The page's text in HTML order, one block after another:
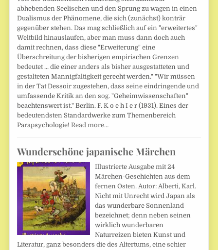
abhebenden Seelischen und den Sprung zu wagen in einen
Dualismus der Phänomene, die sich (zunächst) konträr
gegenüber stehen. Das mag schließlich auf ein "erweitertes"
Weltbild hinauslaufen, aber man muss dann doch auch
damit rechnen, dass diese "Erweiterung" eine
Überschreitung der bisherigen empirischen Grenzen
bedeutet ... die einer anders als bisher ausgestatteten und
gestalteten Mannigfaltigkeit gerecht werden." "Wir müssen
in der Tat Dessoir zugestehen, dass seine eindringende und
umfassende Kritik an den sog. "Geheimwissenschaften"
beachtenswert ist." Berlin. F. K o e h I e r (1931). Eines der
bedeutendsten Standardwerke zum Themenbereich
Parapsychologie!Read more…
Wunderschöne japanische Märchen
Illustrierte Ausgabe mit 24
Märchen-Geschichten aus dem
fernen Osten. Autor: Alberti, Karl.
Nicht mit Unrecht wird Japan als
das wunderbare Sonnenland
bezeichnet; denn neben seinen
wirklich wunderbaren
Naturreizen bieten Kunst und
Literatur, ganz besonders die des Altertums, eine schier